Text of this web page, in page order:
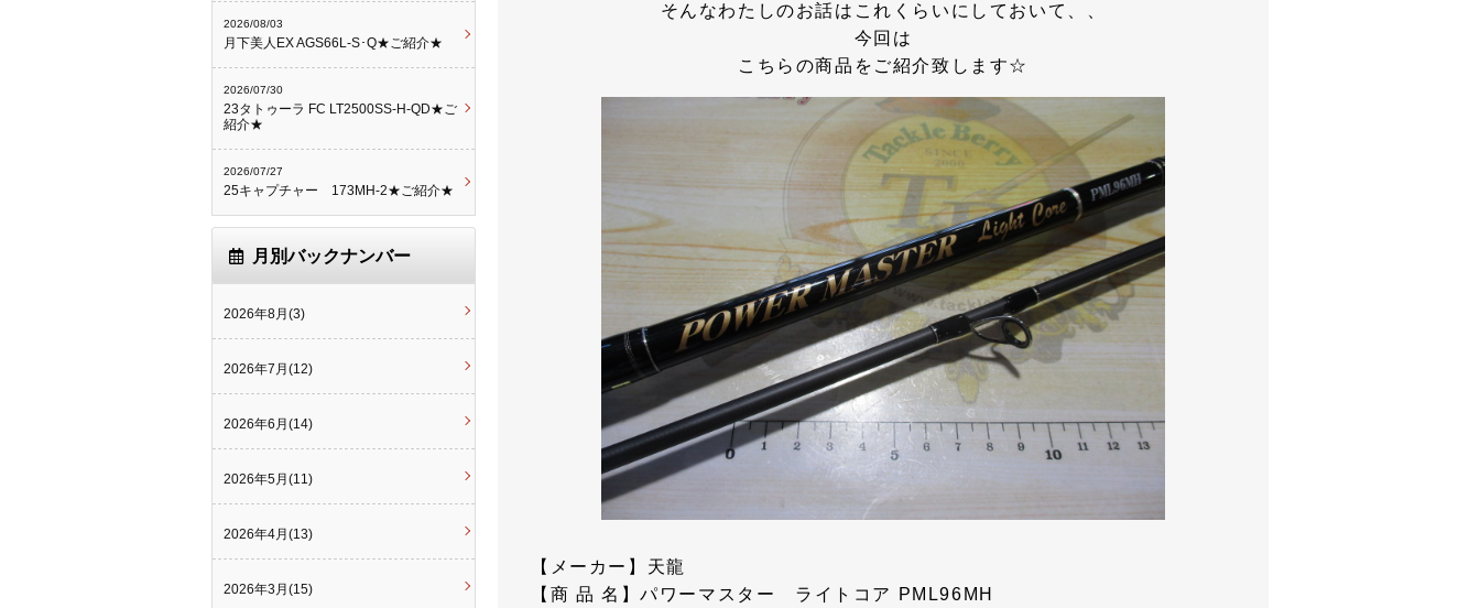
そんなわたしのお話はこれくらいにしておいて、、
今回は
こちらの商品をご紹介致します☆
【メーカー】天龍
【商 品 名】パワーマスター ライトコア PML96MH
2026/08/03
月下美人EX AGS66L-S･Q★ご紹介★
2026/07/30
23タトゥーラ FC LT2500SS-H-QD★ご
紹介★
2026/07/27
25キャプチャー 173MH-2★ご紹介★
月別バックナンバー
2026年8月(3)
2026年7月(12)
2026年6月(14)
2026年5月(11)
2026年4月(13)
2026年3月(15)